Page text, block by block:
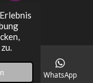
i
k
T
o
k
WhatsApp